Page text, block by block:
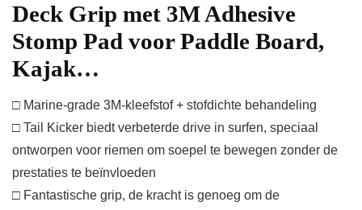
Deck Grip met 3M Adhesive
Stomp Pad voor Paddle Board,
Kajak…
□ Marine-grade 3M-kleefstof + stofdichte behandeling
□ Tail Kicker biedt verbeterde drive in surfen, speciaal
ontworpen voor riemen om soepel te bewegen zonder de
prestaties te beïnvloeden
□ Fantastische grip, de kracht is genoeg om de